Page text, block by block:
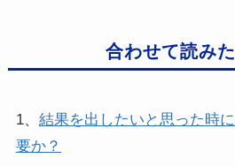
合わせて読み
1、 結果を出したいと思った時
要か？